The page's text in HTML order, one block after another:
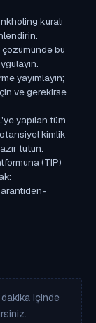
kuralı
bu
yayımlayın;
ve gerekirse
yapılan tüm
kimlik
tutun.
(TIP)
içinde